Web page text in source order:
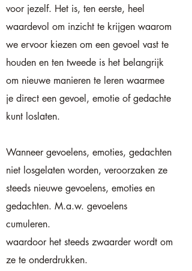
voor jezelf. Het is, ten eerste, heel
waardevol om inzicht te krijgen waarom
we ervoor kiezen om een gevoel vast te
houden​ en ten tweede is het belangrijk
om nieuwe manieren te leren waarmee
je direct een gevoel, emotie of gedachte
kunt loslaten.
Wanneer gevoelens, emoties, gedachten
niet losgelaten worden, veroorzaken ze
steeds nieuwe gevoelens, emoties en
gedachten. M.a.w. gevoelens
cumuleren.
waardoor het steeds zwaarder wordt om
ze te onderdrukken.